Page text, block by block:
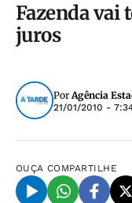
Fazenda vai
juros
PorAgência
21/01/2010 -
OUÇA COMPARTILHE